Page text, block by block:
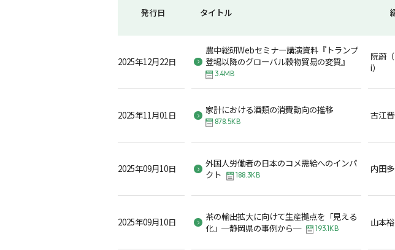
発行日 タイトル
2025年12月22日
農中総研Webセミナー講演資料『トランプ
登場以降のグローバル穀物貿易の変質』
3.4MB
阮蔚
i）
2025年11月01日 家計における酒類の消費動向の推移
878.5KB
古江
2025年09月10日
外国人労働者の日本のコメ需給へのインパ
クト
188.3KB
内田
2025年09月10日
茶の輸出拡大に向けて生産拠点を「見える
化」─静岡県の事例から─
193.1KB
山本